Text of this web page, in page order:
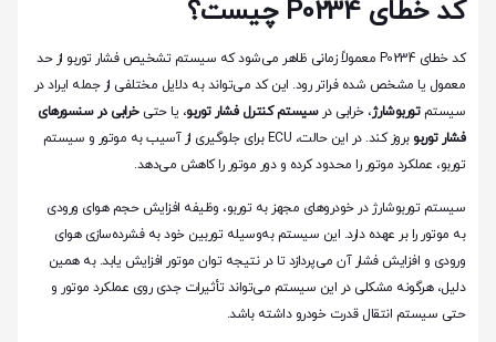
کد خطای P0234 چیست؟
کد خطای P0234 معمولاً زمانی ظاهر می‌شود که سیستم تشخیص فشار توربو از حد
معمول یا مشخص شده فراتر رود. این کد می‌تواند به دلایل مختلفی از جمله ایراد در
سیستمتوربوشارژ، خرابی درسیستم کنترل فشار توربو، یا حتیخرابی در سنسورهای
فشار توربو
بروز کند. در این حالت، ECU برای جلوگیری از آسیب به موتور و سیستم
توربو، عملکرد موتور را محدود کرده و دور موتور را کاهش می‌دهد.
سیستم توربوشارژ در خودروهای مجهز به توربو، وظیفه افزایش حجم هوای ورودی
به موتور را بر عهده دارد. این سیستم به‌وسیله توربین خود به فشرده‌سازی هوای
ورودی و افزایش فشار آن می‌پردازد تا در نتیجه توان موتور افزایش یابد. به همین
دلیل، هرگونه مشکلی در این سیستم می‌تواند تأثیرات جدی روی عملکرد موتور و
حتی سیستم انتقال قدرت خودرو داشته باشد.